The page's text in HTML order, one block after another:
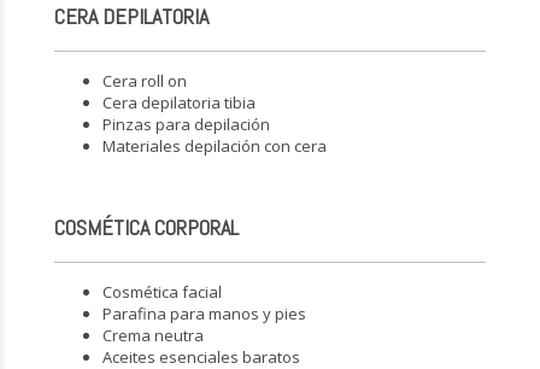
CERA DEPILATORIA
Cera roll on
Cera depilatoria tibia
Pinzas para depilación
Materiales depilación con cera
COSMÉTICA CORPORAL
Cosmética facial
Parafina para manos y pies
Crema neutra
Aceites esenciales baratos